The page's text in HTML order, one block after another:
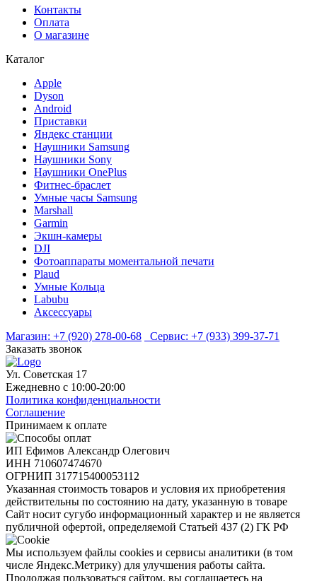
Контакты
Оплата
О магазине
Каталог
Apple
Dyson
Android
Приставки
Яндекс станции
Наушники Samsung
Наушники Sony
Наушники OnePlus
Фитнес-браслет
Умные часы Samsung
Marshall
Garmin
Экшн-камеры
DJI
Фотоаппараты моментальной печати
Plaud
Умные Кольца
Labubu
Аксессуары
Магазин: +7 (920) 278-00-68 Сервис: +7 (933) 399-37-71
Заказать звонок
Ул. Советская 17
Ежедневно с 10:00-20:00
Политика конфиденциальности
Соглашение
Принимаем к оплате
ИП Ефимов Александр Олегович
ИНН 710607474670
ОГРНИП 317715400053112
Указанная стоимость товаров и условия их приобретения
действительны по состоянию на дату, указанную в товаре
Сайт носит сугубо информационный характер и не является
публичной офертой, определяемой Статьей 437 (2) ГК РФ
Мы используем файлы cookies и сервисы аналитики (в том
числе Яндекс.Метрику) для улучшения работы сайта.
Продолжая пользоваться сайтом, вы соглашаетесь на